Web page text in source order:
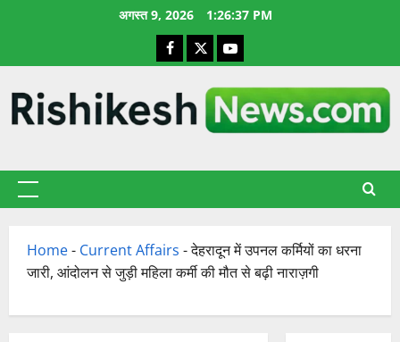
अगस्त 9, 2026 1:26:38 PM
Facebook
X YouTube
प्राथमिक
Home- Current Affairs -देहरादून में उपनल कर्मियों का धरना
जारी, आंदोलन से जुड़ी महिला कर्मी की मौत से बढ़ी नाराज़गी